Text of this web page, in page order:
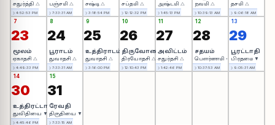
சதுர்த்தி △
☽ 4:52:53 PM
பஞ்சமி △
☽ 7:33:31 AM
சஷ்டி △
☽ 3:18:54 PM
சப்தமி △
☽ 12:12:32 PM
அஷ்டமி △
☽ 1:45:13 PM
நவமி △
☽ 10:39:13 AM
தசமி △
☽ 9:06:18 AM
7
23
மூலம்
ஏகாதசி △
☽ 4:49:33 PM
8
24
பூராடம்
துவாதசி △
☽ 7:33:31 AM
9
25
உத்திராடம்
துவாதசி △
☽ 3:16:00 PM
10
26
திருவோணம்
திரயோதசி △
☽ 12:10:43 PM
11
27
அவிட்டம்
சதுர்தசி △
☽ 1:42:46 PM
12
28
சதயம்
பௌர்ணமி ◦
☽ 10:37:53 AM
13
29
பூரட்டாதி
பிரதமை ▼
☽ 9:05:31 AM
14
30
உத்திரட்டாதி
துவிதியை ▼
☽ 4:45:46 PM
15
31
ரேவதி
திருதியை ▼
☽ 7:33:15 AM